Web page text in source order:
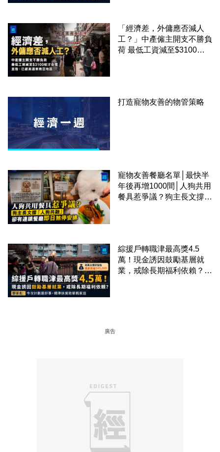
「經濟差，外傭應否減人
工？」中產僱主開支不勝負
荷 最低工資減至$3100蚊
打造寵物友善的物管策略
寵物友善餐廳名單│最快半
年後再增1000間│人狗共用
餐具惹爭議？狗主長文撐
綜援戶轉職津最高獎4.5
萬！現金誘因鼓勵基層就
業，戒除長期福利依賴？鄧
廣告